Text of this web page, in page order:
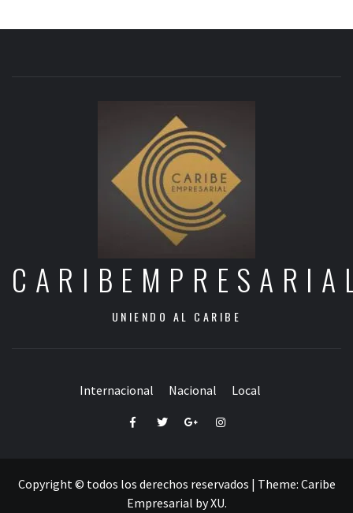
UNIENDO AL CARIBE
Internacional Nacional Local
FacebookTwitterGoogle+Instagram
Copyright © todos los derechos reservados | Theme: Caribe
Empresarial byXU.